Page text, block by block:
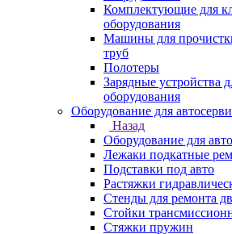
Комплектующие для
оборудования
Машины для
труб
Полотеры
Зарядные устройства
оборудования
Оборудование для
Назад
Оборудование для
Лежаки подкатные
Подставки под авто
Растяжки
Стенды для ремонта
Стойки
Стяжки пружин